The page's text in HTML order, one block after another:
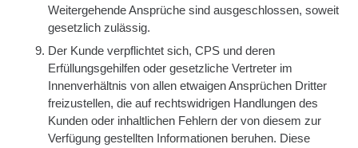
Weitergehende Ansprüche sind ausgeschlossen, soweit
gesetzlich zulässig.
Der Kunde verpflichtet sich, CPS und deren
Erfüllungsgehilfen oder gesetzliche Vertreter im
Innenverhältnis von allen etwaigen Ansprüchen Dritter
freizustellen, die auf rechtswidrigen Handlungen des
Kunden oder inhaltlichen Fehlern der von diesem zur
Verfügung gestellten Informationen beruhen. Diese